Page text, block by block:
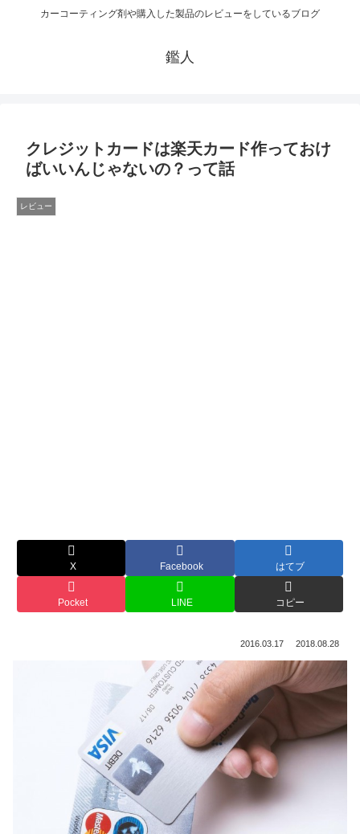
カーコーティング剤や購入した製品のレビューをしているブログ
鑑人
クレジットカードは楽天カード作っておけ
ばいいんじゃないの？って話
レビュー
X Facebook はてブ
Pocket LINE コピー
2016.03.17 2018.08.28